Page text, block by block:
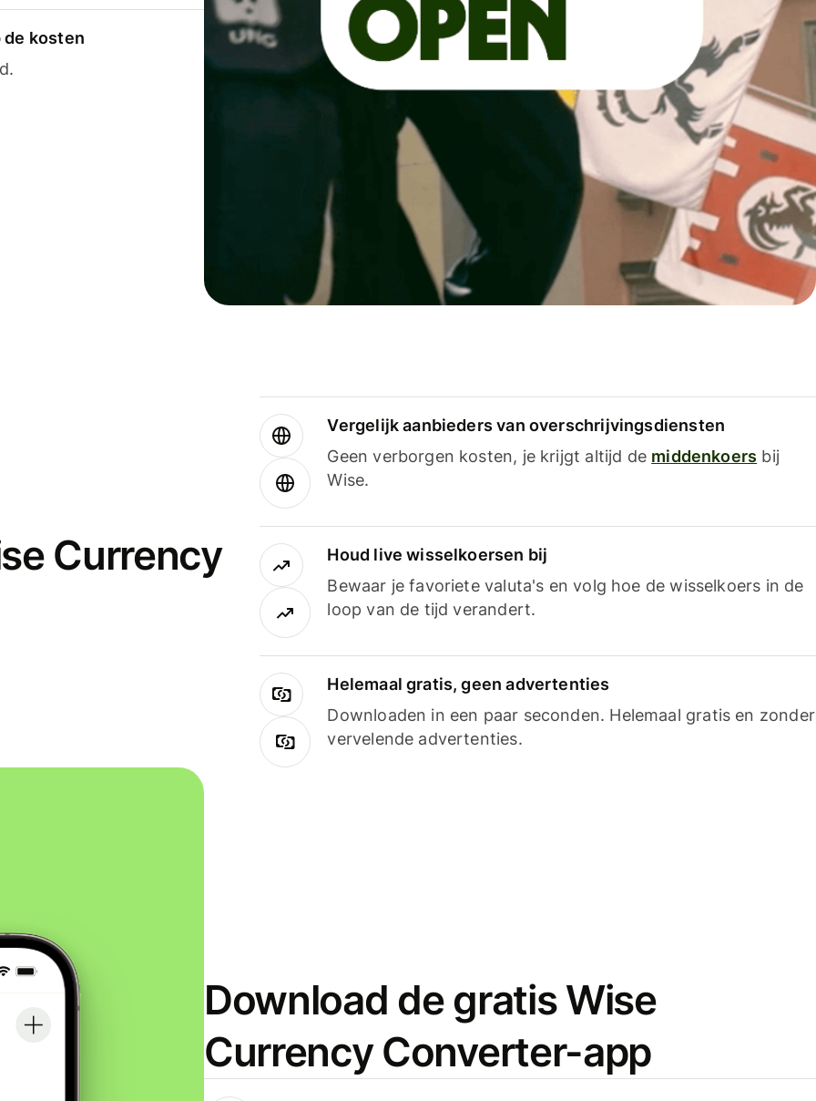
de kosten
Currency
Vergelijk aanbieders van overschrijvingsdiensten
Geen verborgen kosten, je krijgt altijd de middenkoers bij
Wise.
Houd live wisselkoersen bij
Bewaar je favoriete valuta's en volg hoe de wisselkoers in de
loop van de tijd verandert.
Helemaal gratis, geen advertenties
Downloaden in een paar seconden. Helemaal gratis en zonder
vervelende advertenties.
Download de gratis Wise
Currency Converter-app